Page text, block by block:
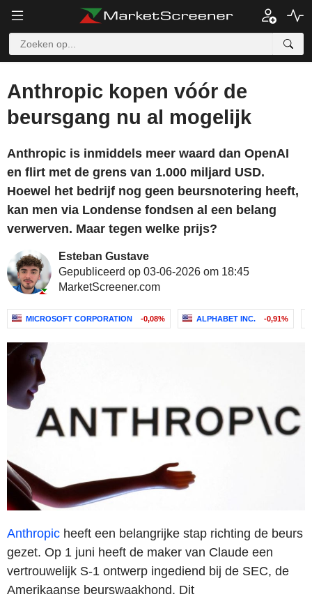
Anthropic kopen vóór de
beursgang nu al mogelijk
Anthropic is inmiddels meer waard dan OpenAI
en flirt met de grens van 1.000 miljard USD.
Hoewel het bedrijf nog geen beursnotering heeft,
kan men via Londense fondsen al een belang
verwerven. Maar tegen welke prijs?
Esteban Gustave
Gepubliceerd op 03-06-2026 om 18:45
MarketScreener.com
MICROSOFT CORPORATION -0,08% ALPHABET INC. -0,91%
Anthropic heeft een belangrijke stap richting de beurs
gezet. Op 1 juni heeft de maker van Claude een
vertrouwelijk S-1 ontwerp ingediend bij de SEC, de
Amerikaanse beurswaakhond. Dit